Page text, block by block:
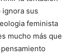
sus
feminista
mucho más que